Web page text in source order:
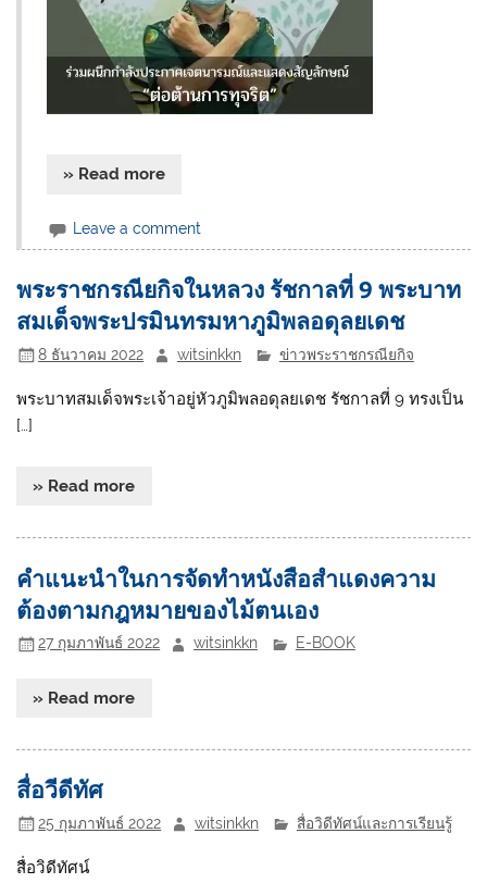
» Read more
Leave a comment
พระราชกรณียกิจในหลวง รัชกาลที่ 9 พระบาท
สมเด็จพระปรมินทรมหาภูมิพลอดุลยเดช
8 ธันวาคม 2022 witsinkkn ข่าวพระราชกรณียกิจ
พระบาทสมเด็จพระเจ้าอยู่หัวภูมิพลอดุลยเดช รัชกาลที่ 9 ทรงเป็น
[…]
» Read more
คำแนะนำในการจัดทำหนังสือสำแดงความ
ต้องตามกฎหมายของไม้ตนเอง
27 กุมภาพันธ์ 2022 witsinkkn E-BOOK
» Read more
สื่อวีดีทัศ
25 กุมภาพันธ์ 2022 witsinkkn สื่อวิดีทัศน์และการเรียนรู้
สื่อวิดีทัศน์